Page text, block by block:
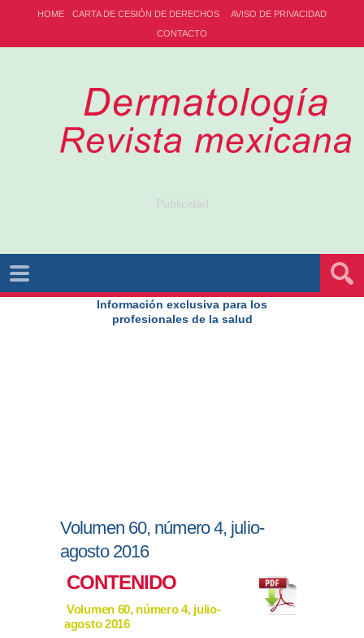
HOME CARTA DE CESIÓN DE DERECHOS
AVISO DE PRIVACIDAD
CONTACTO
Publicidad
Información exclusiva para los
profesionales de la salud
Volumen 60, número 4, julio-
agosto 2016
CONTENIDO
Volumen 60, número 4, julio-
agosto 2016